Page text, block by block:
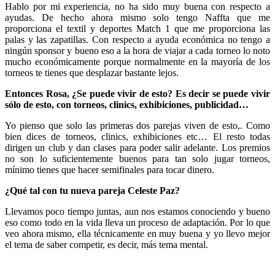
Hablo por mi experiencia, no ha sido muy buena con respecto a
ayudas. De hecho ahora mismo solo tengo Naffta que me
proporciona el textil y deportes Match 1 que me proporciona las
palas y las zapatillas. Con respecto a ayuda económica no tengo a
ningún sponsor y bueno eso a la hora de viajar a cada torneo lo noto
mucho económicamente porque normalmente en la mayoría de los
torneos te tienes que desplazar bastante lejos.
Entonces Rosa, ¿Se puede vivir de esto? Es decir se puede vivir
sólo de esto, con torneos, clinics, exhibiciones, publicidad…
Yo pienso que solo las primeras dos parejas viven de esto,. Como
bien dices de torneos, clinics, exhibiciones etc… El resto todas
dirigen un club y dan clases para poder salir adelante. Los premios
no son lo suficientemente buenos para tan solo jugar torneos,
mínimo tienes que hacer semifinales para tocar dinero.
¿Qué tal con tu nueva pareja Celeste Paz?
Llevamos poco tiempo juntas, aun nos estamos conociendo y bueno
eso como todo en la vida lleva un proceso de adaptación. Por lo que
veo ahora mismo, ella técnicamente en muy buena y yo llevo mejor
el tema de saber competir, es decir, más tema mental.